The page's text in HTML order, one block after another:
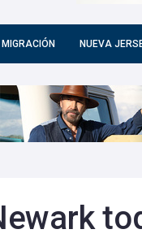
MIGRACIÓN NUEVA